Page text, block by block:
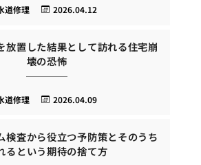
2026.04.12
道修理
放置した結果として訪れる住宅崩
壊の恐怖
2026.04.09
道修理
検査から役立つ予防策とそのうち
るという期待の捨て方